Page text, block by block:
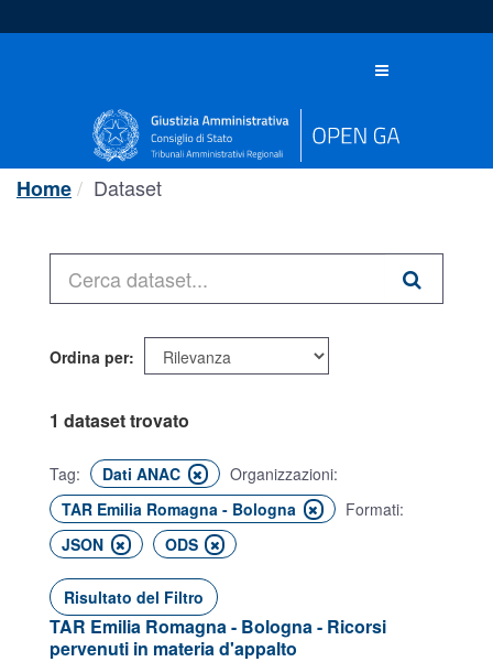
al
Toggle
Home Dataset
Ordina per
1 dataset trovato
Tag: Dati ANAC
Organizzazioni:
TAR Emilia Romagna - Bologna
Formati:
JSON
ODS
Risultato del Filtro
TAR Emilia Romagna - Bologna - Ricorsi
pervenuti in materia d'appalto